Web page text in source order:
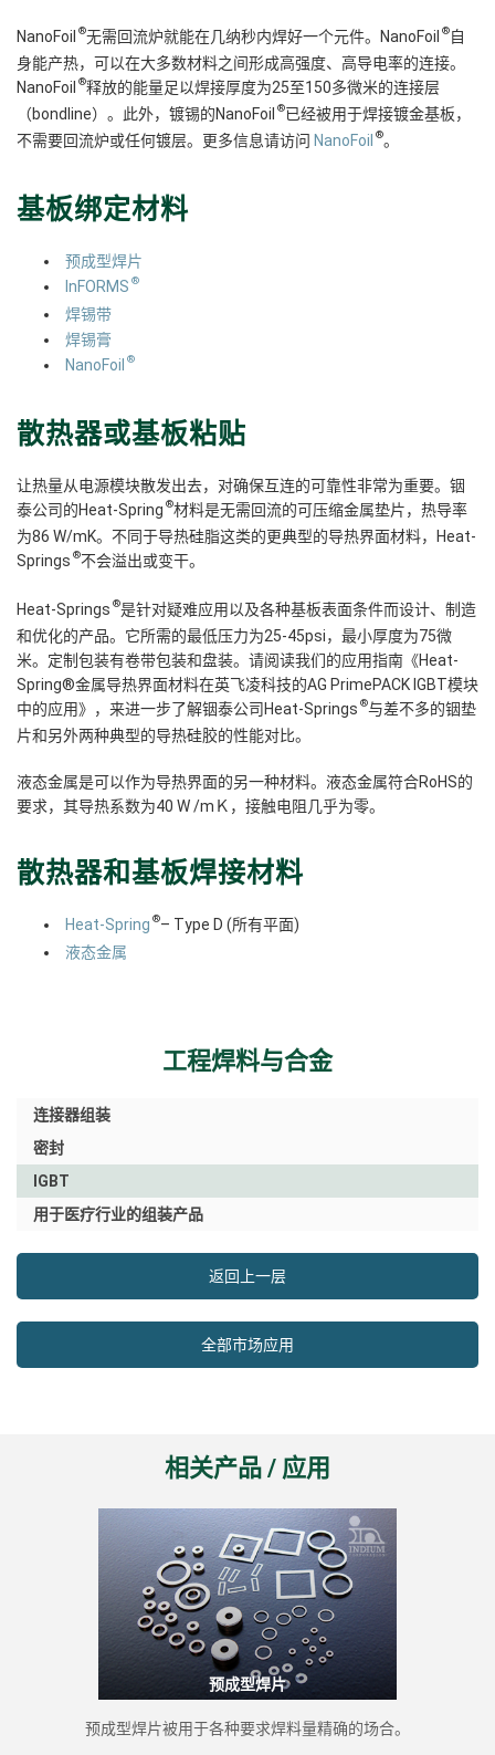
NanoFoil ®无需回流炉就能在几纳秒内焊好一个元件。NanoFoil ®自
身能产热，可以在大多数材料之间形成高强度、高导电率的连接。
NanoFoil ®释放的能量足以焊接厚度为25至150多微米的连接层
（bondline）。此外，镀锡的NanoFoil ®已经被用于焊接镀金基板，
不需要回流炉或任何镀层。更多信息请访问 NanoFoil ®。
基板绑定材料
预成型焊片
InFORMS ®
焊锡带
焊锡膏
NanoFoil ®
散热器或基板粘贴
让热量从电源模块散发出去，对确保互连的可靠性非常为重要。铟
泰公司的Heat-Spring ®材料是无需回流的可压缩金属垫片，热导率
为86 W/mK。不同于导热硅脂这类的更典型的导热界面材料，Heat-
Springs ®不会溢出或变干。
Heat-Springs ®是针对疑难应用以及各种基板表面条件而设计、制造
和优化的产品。它所需的最低压力为25-45psi，最小厚度为75微
米。定制包装有卷带包装和盘装。请阅读我们的应用指南《Heat-
Spring®金属导热界面材料在英飞凌科技的AG PrimePACK IGBT模块
中的应用》，来进一步了解铟泰公司Heat-Springs ®与差不多的铟垫
片和另外两种典型的导热硅胶的性能对比。
液态金属是可以作为导热界面的另一种材料。液态金属符合RoHS的
要求，其导热系数为40 W /mＫ，接触电阻几乎为零。
散热器和基板焊接材料
Heat-Spring ®– Type D (所有平面)
液态金属
工程焊料与合金
连接器组装
密封
IGBT
用于医疗行业的组装产品
返回上一层
全部市场应用
相关产品 / 应用
预成型焊片
预成型焊片被用于各种要求焊料量精确的场合。